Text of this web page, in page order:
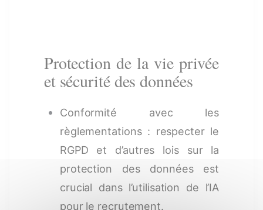
Protection de la vie privée
et sécurité des données
Conformité avec les
règlementations : respecter le
RGPD et d’autres lois sur la
protection des données est
crucial dans l’utilisation de l’IA
pour le recrutement.